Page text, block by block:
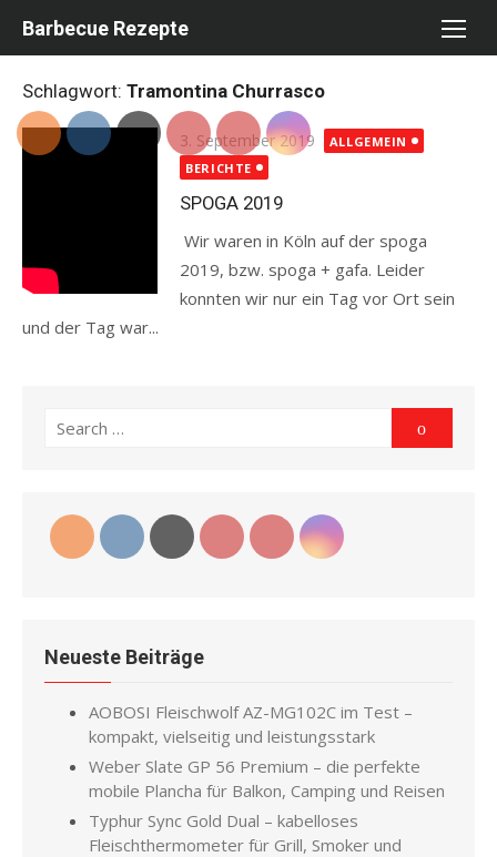
Barbecue Rezepte
Schlagwort: Tramontina Churrasco
Posted
on
3. September 2019
ALLGEMEIN
BERICHTE
SPOGA 2019
Wir waren in Köln auf der spoga
2019, bzw. spoga + gafa. Leider
konnten wir nur ein Tag vor Ort sein
und der Tag war...
Search
Search
Neueste Beiträge
AOBOSI Fleischwolf AZ-MG102C im Test –
kompakt, vielseitig und leistungsstark
Weber Slate GP 56 Premium – die perfekte
mobile Plancha für Balkon, Camping und Reisen
Typhur Sync Gold Dual – kabelloses
Fleischthermometer für Grill, Smoker und